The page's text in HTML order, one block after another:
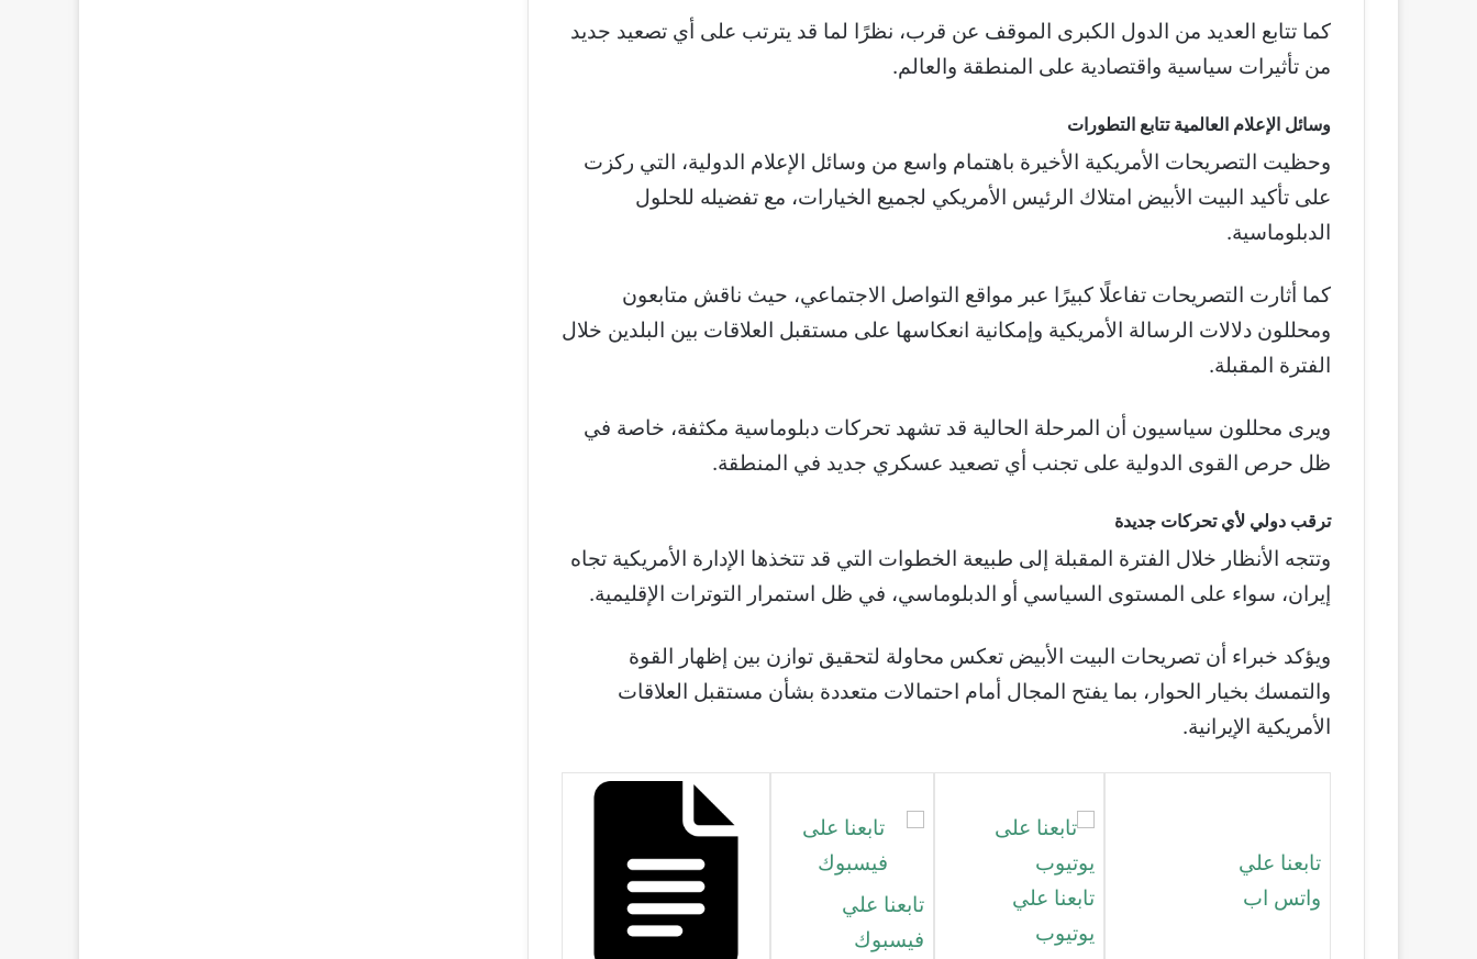
كما تتابع العديد من الدول الكبرى الموقف عن قرب، نظرًا لما قد يترتب على أي تصعيد جديد
من تأثيرات سياسية واقتصادية على المنطقة والعالم.
وسائل الإعلام العالمية تتابع التطورات
وحظيت التصريحات الأمريكية الأخيرة باهتمام واسع من وسائل الإعلام الدولية، التي ركزت
على تأكيد البيت الأبيض امتلاك الرئيس الأمريكي لجميع الخيارات، مع تفضيله للحلول
الدبلوماسية.
كما أثارت التصريحات تفاعلًا كبيرًا عبر مواقع التواصل الاجتماعي، حيث ناقش متابعون
ومحللون دلالات الرسالة الأمريكية وإمكانية انعكاسها على مستقبل العلاقات بين البلدين خلال
الفترة المقبلة.
ويرى محللون سياسيون أن المرحلة الحالية قد تشهد تحركات دبلوماسية مكثفة، خاصة في
ظل حرص القوى الدولية على تجنب أي تصعيد عسكري جديد في المنطقة.
ترقب دولي لأي تحركات جديدة
وتتجه الأنظار خلال الفترة المقبلة إلى طبيعة الخطوات التي قد تتخذها الإدارة الأمريكية تجاه
إيران، سواء على المستوى السياسي أو الدبلوماسي، في ظل استمرار التوترات الإقليمية.
ويؤكد خبراء أن تصريحات البيت الأبيض تعكس محاولة لتحقيق توازن بين إظهار القوة
والتمسك بخيار الحوار، بما يفتح المجال أمام احتمالات متعددة بشأن مستقبل العلاقات
الأمريكية الإيرانية.
تابعنا علي
واتس اب
تابعنا علي
يوتيوب
تابعنا علي
فيسبوك